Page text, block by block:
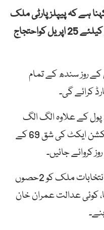
کہنا ہے کہ پیپلزپارٹی ملک
بھر میں ایک دن پر انتخابات کرانے کیلئے 25 اپریل کواحتجاج
کے روز سندھ کے تمام
کرائے گی۔
کے علاوہ الگ الگ
انتخابات کا فیصلہ قبول نہیں، الیکشن ایکٹ کی شق 69 کے
کروائے جائیں۔
نثار کھوڑو کا کہنا تھاکہ الگ الگ انتخابات ملک کو 2حصوں
کوئی عدالت عمران خان